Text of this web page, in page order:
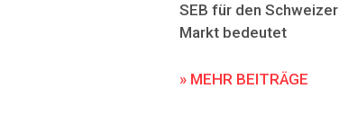
SEB für den Schweizer
Markt bedeutet
» MEHR BEITRÄGE